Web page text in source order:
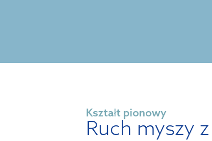
Kształt pionowy
Ruch myszy